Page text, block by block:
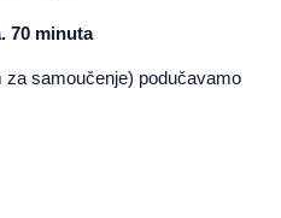
70 minuta
za samoučenje) podučavamo